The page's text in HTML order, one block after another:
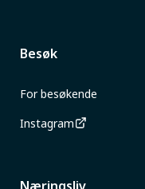
Besøk
For besøkende
Instagram